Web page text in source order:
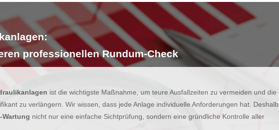
professionellen Rundum-Check
ist die wichtigste Maßnahme, um teure Ausfallzeiten zu vermeiden und die
zu verlängern. Wir wissen, dass jede Anlage individuelle Anforderungen hat. Deshalb
nicht nur eine einfache Sichtprüfung, sondern eine gründliche Kontrolle aller